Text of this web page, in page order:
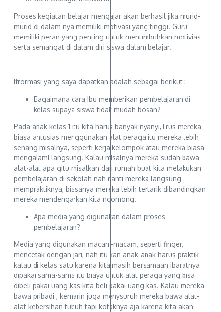
Proses kegiatan belajar mengajar akan berhasil jika murid-
murid di dalam nya memiliki motivasi yang tinggi. Guru
memiliki peran yang penting untuk menumbuhkan motivias
serta semangat di dalam diri siswa dalam belajar.
Ifrormasi yang saya dapatkan adalah sebagai berikut :
Bagaimana cara Ibu memberikan pembelajaran di
kelas supaya siswa tidak mudah bosan?
Pada anak kelas 1 itu kita harus banyak nyanyi,Trus mereka
biasa antusias menggunakan alat peraga itu mereka lebih
senang misalnya, seperti kerja kelompok atau mereka biasa
mengalami langsung. Kalau misalnya mereka sudah bawa
alat-alat apa gitu misalkan dari rumah buat kita melakukan
pembelajaran di sekolah nah nanti mereka langsung
mempraktiknya, biasanya mereka lebih tertarik dibandingkan
mereka mendengarkan kita ngomong.
Apa media yang digunakan dalam proses
pembelajaran?
Media yang digunakan macam-macam, seperti finger,
mencetak dengan jari, nah itu kan anak-anak harus praktik
kalau di kelas satu karena kita masih bersamaan ibaratnya
dipakai sama-sama itu biaya untuk alat peraga yang bisa
dibeli pakai uang kas kita beli pakai uang kas. Kalau mereka
bawa pribadi , kemarin juga menysuruh mereka bawa alat-
alat kebersihan tubuh tapi kotaknya aja karena kita akan